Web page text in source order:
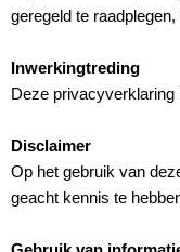
geregeld te
Inwerkingtreding
Deze privacyverklaring
Disclaimer
Op het gebruik van
geacht kennis te